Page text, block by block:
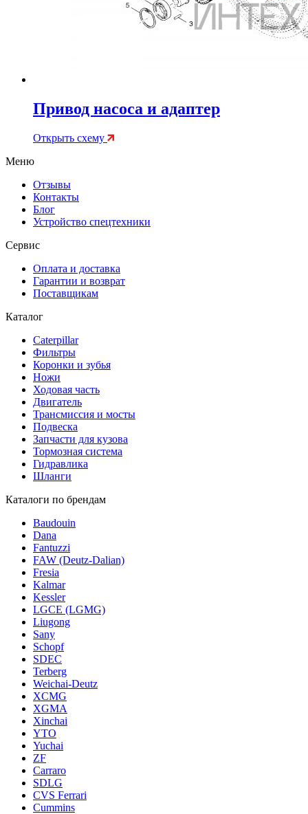
Привод насоса и адаптер
Открыть схему
Меню
Отзывы
Контакты
Блог
Устройство спецтехники
Сервис
Оплата и доставка
Гарантии и возврат
Поставщикам
Каталог
Caterpillar
Фильтры
Коронки и зубья
Ножи
Ходовая часть
Двигатель
Трансмиссия и мосты
Подвеска
Запчасти для кузова
Тормозная система
Гидравлика
Шланги
Каталоги по брендам
Baudouin
Dana
Fantuzzi
FAW (Deutz-Dalian)
Fresia
Kalmar
Kessler
LGCE (LGMG)
Liugong
Sany
Schopf
SDEC
Terberg
Weichai-Deutz
XCMG
XGMA
Xinchai
YTO
Yuchai
ZF
Carraro
SDLG
CVS Ferrari
Cummins